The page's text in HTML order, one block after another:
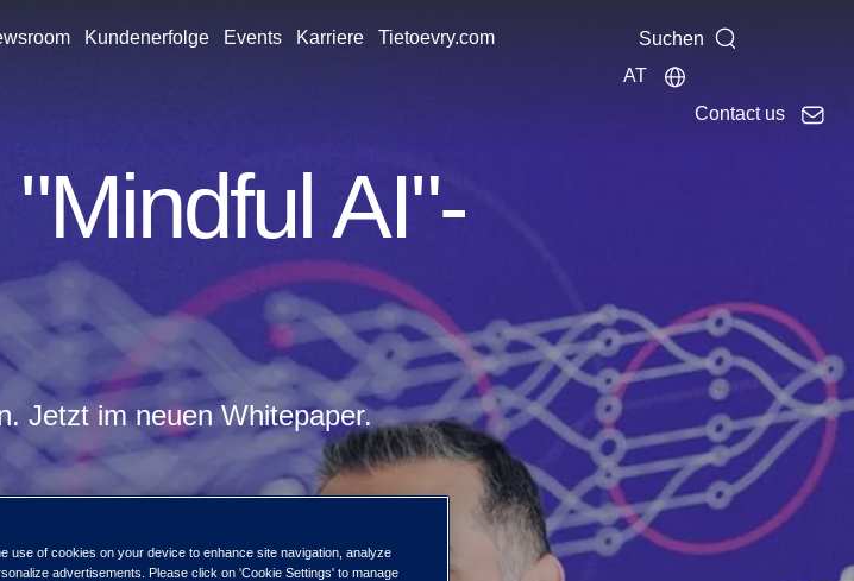
Kundenerfolge Events Karriere Tietoevry.com
Suchen
AT
Contact us
AI"-
Jetzt im neuen Whitepaper.
use of cookies on your device to enhance site navigation, analyze
advertisements. Please click on 'Cookie Settings' to manage